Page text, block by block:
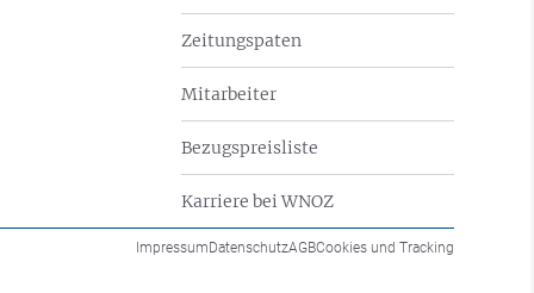
Zeitungspaten
Mitarbeiter
Bezugspreisliste
Karriere bei WNOZ
ImpressumDatenschutzAGBCookies und Tracking